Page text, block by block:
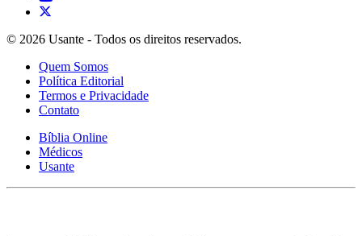
© 2026 Usante - Todos os direitos reservados.
Quem Somos
Política Editorial
Termos e Privacidade
Contato
Bíblia Online
Médicos
Usante